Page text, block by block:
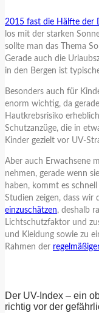
2015 fast die Hälfte der
los mit der starken
sollte man das Thema
Gerade auch die
in den Bergen ist
Besonders auch für
enorm wichtig, da
Hautkrebsrisiko
Schutzanzüge, die in
Kinder gezielt vor UV-
Aber auch Erwachsene
nehmen, gerade wenn
haben, kommt es
Studien zeigen, dass wir
einzuschätzen, deshalb
Lichtschutzfaktor und
und Kleidung sowie zu
Rahmen der
Der UV-Index – ein
richtig vor der